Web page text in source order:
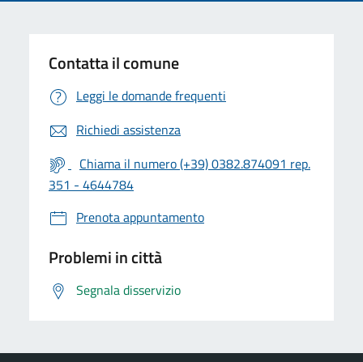
Contatta il comune
Leggi le domande frequenti
Richiedi assistenza
Chiama il numero (+39) 0382.874091 rep.
351 - 4644784
Prenota appuntamento
Problemi in città
Segnala disservizio